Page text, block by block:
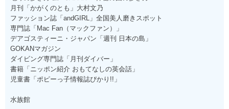
月刊「かがくのとも」大村文乃
ファッション誌「andGIRL」全国美人磨きスポット
専門誌「Mac Fan（マックファン）」
デアゴスティーニ・ジャパン「週刊 日本の島」
GOKANマガジン
ダイビング専門誌「月刊ダイバー」
書籍「ニッポン紹介 おもてなしの英会話」
児童書「ポピーっ子情報誌ぴかり!!」
水族館